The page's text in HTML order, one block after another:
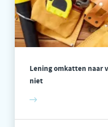
Lening omkatten naar
niet